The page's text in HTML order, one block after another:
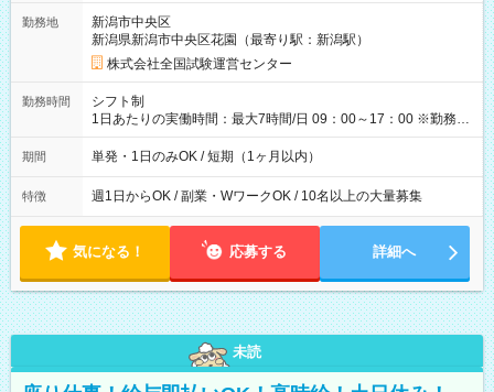
例】 ・河合塾模擬試験 8:30～17:30（休憩1時間） 時給1,300円
×8時間＝日収10,400円＋交通費 ※当日の役割により時給＋100
円の場合あり ・国家試験 7:00～13:30（休憩なし） 時給1,300
円（役割手当＋100円）×6時間＝日収8,400円＋交通費 【試用期
間】試用期間なし
勤務地
新潟市中央区
新潟県新潟市中央区花園（最寄り駅：新潟駅）
株式会社全国試験運営センター
勤務時間
シフト制
1日あたりの実働時間：最大7時間/日 09：00～17：00 ※勤務時
間は 試験により異なります。
期間 単発・1日のみOK / 短期（1ヶ月以内）
特徴 週1日からOK / 副業・WワークOK / 10名以上の大量募集
気になる！ 応募する 詳細へ
未読